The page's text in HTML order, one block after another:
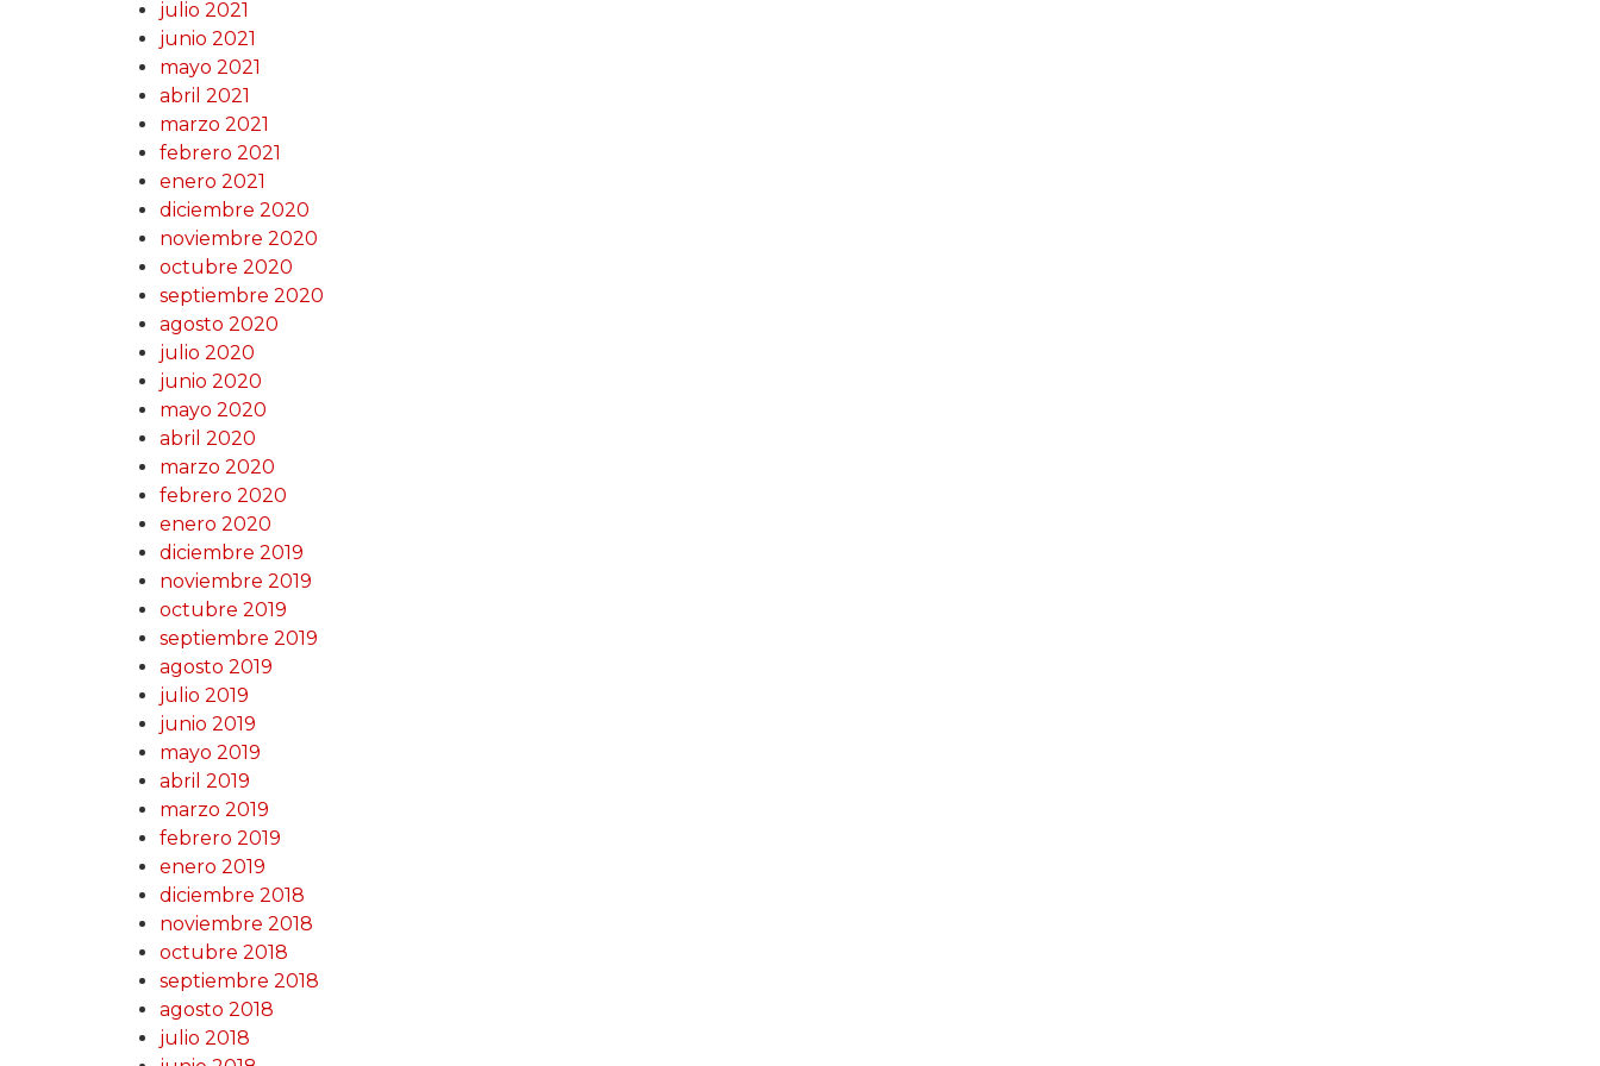
julio 2021
junio 2021
mayo 2021
abril 2021
marzo 2021
febrero 2021
enero 2021
diciembre 2020
noviembre 2020
octubre 2020
septiembre 2020
agosto 2020
julio 2020
junio 2020
mayo 2020
abril 2020
marzo 2020
febrero 2020
enero 2020
diciembre 2019
noviembre 2019
octubre 2019
septiembre 2019
agosto 2019
julio 2019
junio 2019
mayo 2019
abril 2019
marzo 2019
febrero 2019
enero 2019
diciembre 2018
noviembre 2018
octubre 2018
septiembre 2018
agosto 2018
julio 2018